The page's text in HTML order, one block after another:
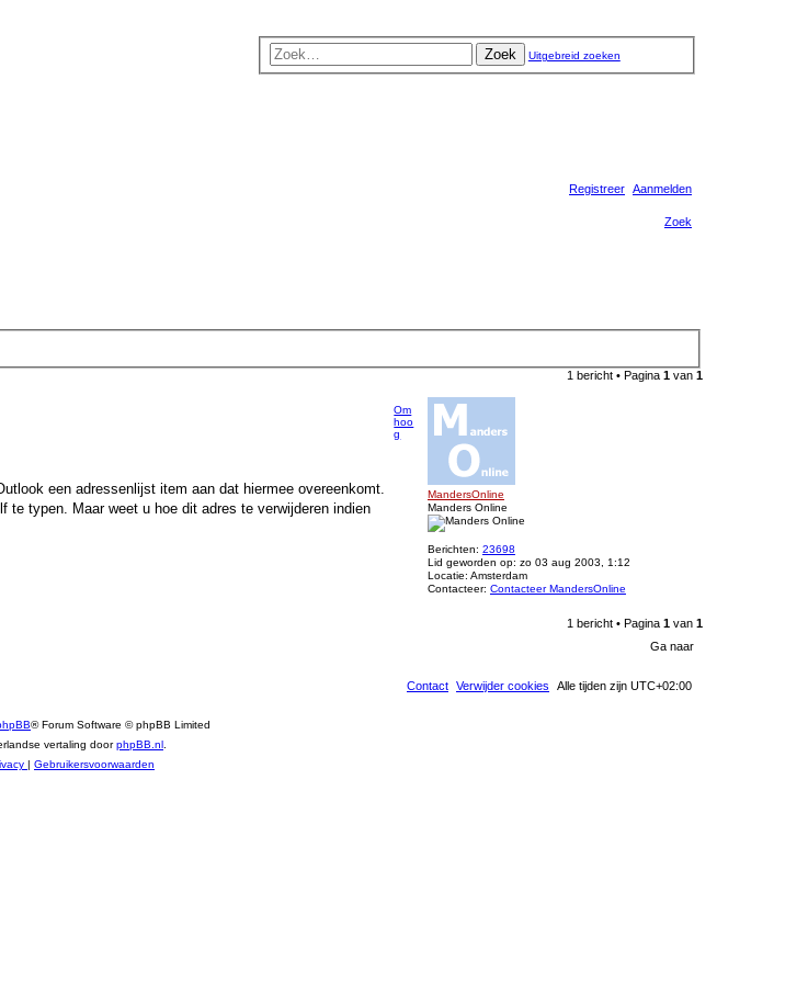
Zoek Uitgebreid zoeken
Aanmelden
Registreer
Zoek
1 bericht • Pagina 1 van 1
MandersOnline
Manders Online
Berichten: 23698
Lid geworden op: zo 03 aug 2003, 1:12
Locatie: Amsterdam
Contacteer: Contacteer MandersOnline
een adressenlijst item aan dat hiermee overeenkomt.
typen. Maar weet u hoe dit adres te verwijderen indien
Om
hoo
g
1 bericht • Pagina 1 van 1
Ga naar
Alle tijden zijn UTC+02:00
Verwijder cookies
Contact
® Forum Software © phpBB Limited
vertaling doorphpBB.nl
| Gebruikersvoorwaarden